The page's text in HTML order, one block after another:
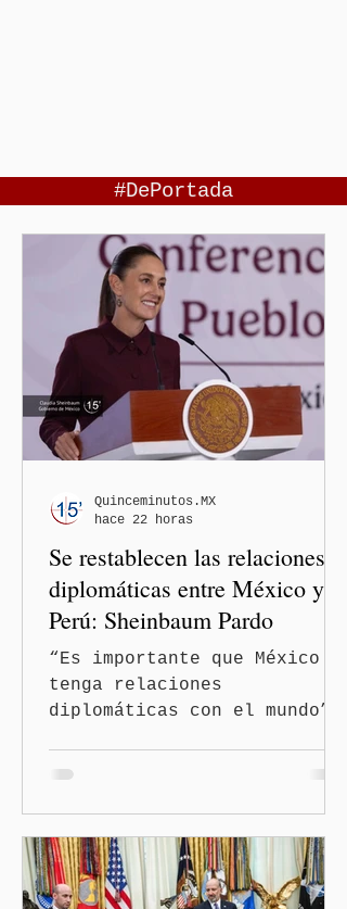
#DePortada
Se restablecen las relaciones
diplomáticas entre México y
Perú: Sheinbaum Pardo
“Es importante que México
tenga relaciones
diplomáticas con el mundo”,
Sheinbaum Pardo anunció el
restablecimiento de las
relaciones diplomáticas
entre los gobiernos de
Quinceminutos.MX
hace 22 horas